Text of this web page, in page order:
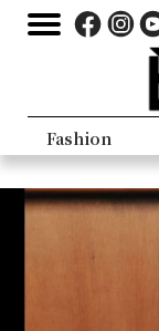
Fashion